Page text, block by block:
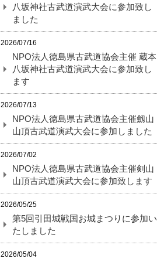
八坂神社古武道演武大会に参加致し
ました
2026/07/16
NPO法人徳島県古武道協会主催 蔵本
八坂神社古武道演武大会に参加致し
ます
2026/07/13
NPO法人徳島県古武道協会主催劔山
山頂古武道演武大会に参加しました
2026/07/02
NPO法人徳島県古武道協会主催剣山
山頂古武道演武大会に参加致します
2026/05/25
第5回引田城戦国お城まつりに参加い
たしました
2026/05/04